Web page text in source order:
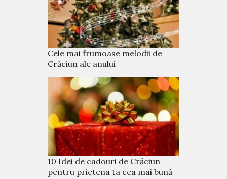
Cele mai frumoase melodii de
Crăciun ale anului
10 Idei de cadouri de Crăciun
pentru prietena ta cea mai bună